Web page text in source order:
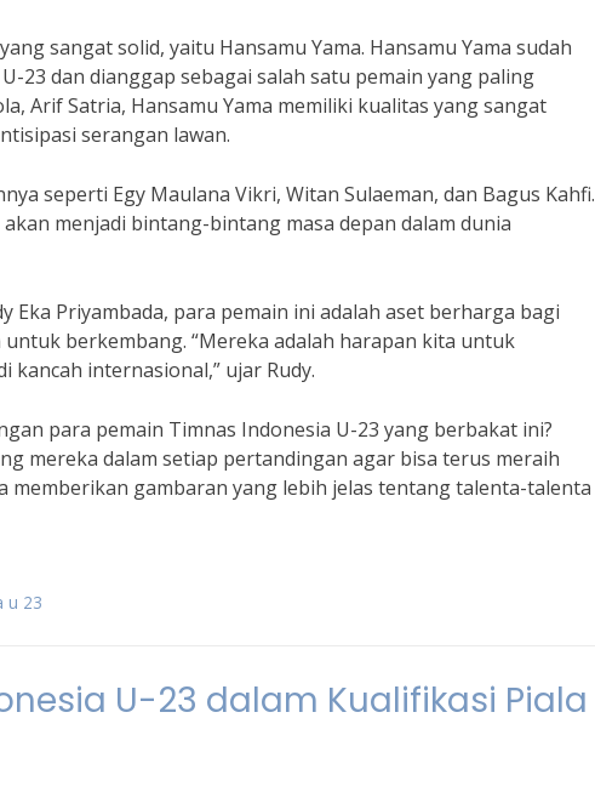
sangat solid, yaitu Hansamu Yama. Hansamu Yama sudah
23 dan dianggap sebagai salah satu pemain yang paling
Arif Satria, Hansamu Yama memiliki kualitas yang sangat
serangan lawan.
seperti Egy Maulana Vikri, Witan Sulaeman, dan Bagus Kahfi.
menjadi bintang-bintang masa depan dalam dunia
Eka Priyambada, para pemain ini adalah aset berharga bagi
berkembang. “Mereka adalah harapan kita untuk
kancah internasional,” ujar Rudy.
para pemain Timnas Indonesia U-23 yang berbakat ini?
mereka dalam setiap pertandingan agar bisa terus meraih
memberikan gambaran yang lebih jelas tentang talenta-talenta
u 23
U-23 dalam Kualifikasi Piala